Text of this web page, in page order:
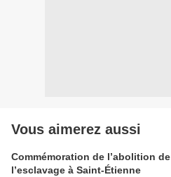
Vous aimerez aussi
Commémoration de l’abolition de
l’esclavage à Saint-Étienne